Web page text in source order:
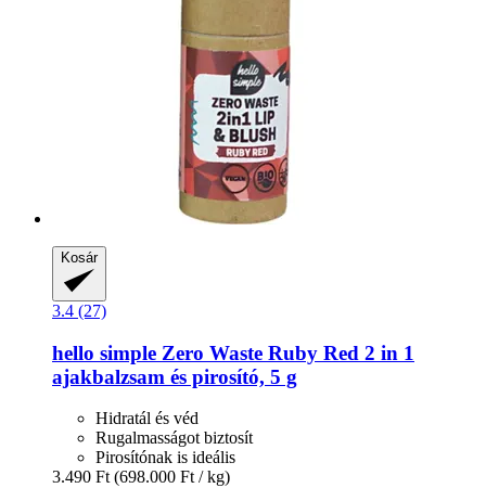
Kosár
3.4 (27)
hello simple Zero Waste Ruby Red 2 in 1
ajakbalzsam és pirosító, 5 g
Hidratál és véd
Rugalmasságot biztosít
Pirosítónak is ideális
3.490 Ft (698.000 Ft / kg)